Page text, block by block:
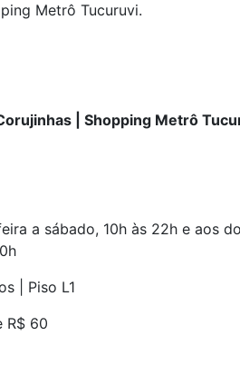
Metrô Tucuruvi.
| Shopping Metrô
a sábado, 10h às 22h e aos
| Piso L1
R$ 60